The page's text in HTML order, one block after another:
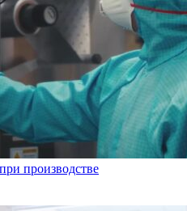
производстве